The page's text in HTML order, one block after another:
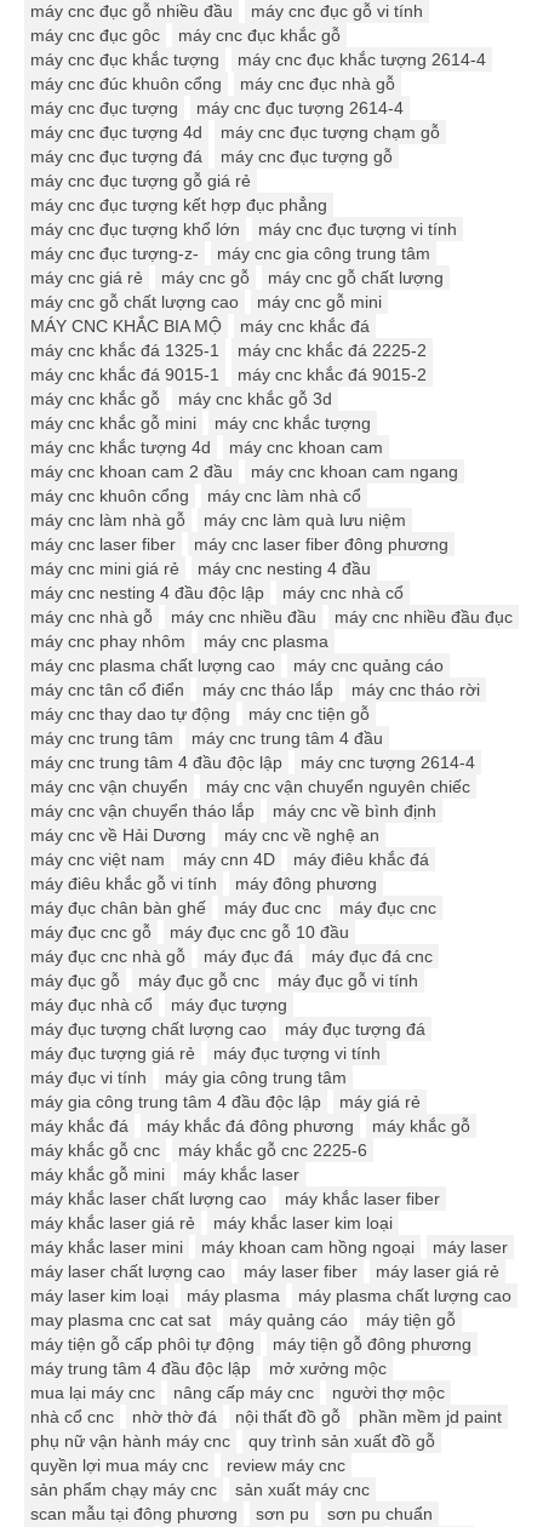
máy cnc đục gỗ nhiều đầu
máy cnc đục gỗ vi tính
máy cnc đục gôc
máy cnc đục khắc gỗ
máy cnc đục khắc tượng
máy cnc đục khắc tượng 2614-4
máy cnc đúc khuôn cổng
máy cnc đục nhà gỗ
máy cnc đục tượng
máy cnc đục tượng 2614-4
máy cnc đục tượng 4d
máy cnc đục tượng chạm gỗ
máy cnc đục tượng đá
máy cnc đục tượng gỗ
máy cnc đục tượng gỗ giá rẻ
máy cnc đục tượng kết hợp đục phẳng
máy cnc đục tượng khổ lớn
máy cnc đục tượng vi tính
máy cnc đục tượng-z-
máy cnc gia công trung tâm
máy cnc giá rẻ
máy cnc gỗ
máy cnc gỗ chất lượng
máy cnc gỗ chất lượng cao
máy cnc gỗ mini
MÁY CNC KHẮC BIA MỘ
máy cnc khắc đá
máy cnc khắc đá 1325-1
máy cnc khắc đá 2225-2
máy cnc khắc đá 9015-1
máy cnc khắc đá 9015-2
máy cnc khắc gỗ
máy cnc khắc gỗ 3d
máy cnc khắc gỗ mini
máy cnc khắc tượng
máy cnc khắc tượng 4d
máy cnc khoan cam
máy cnc khoan cam 2 đầu
máy cnc khoan cam ngang
máy cnc khuôn cổng
máy cnc làm nhà cổ
máy cnc làm nhà gỗ
máy cnc làm quà lưu niệm
máy cnc laser fiber
máy cnc laser fiber đông phương
máy cnc mini giá rẻ
máy cnc nesting 4 đầu
máy cnc nesting 4 đầu độc lập
máy cnc nhà cổ
máy cnc nhà gỗ
máy cnc nhiều đầu
máy cnc nhiều đầu đục
máy cnc phay nhôm
máy cnc plasma
máy cnc plasma chất lượng cao
máy cnc quảng cáo
máy cnc tân cổ điển
máy cnc tháo lắp
máy cnc tháo rời
máy cnc thay dao tự động
máy cnc tiện gỗ
máy cnc trung tâm
máy cnc trung tâm 4 đầu
máy cnc trung tâm 4 đầu độc lập
máy cnc tượng 2614-4
máy cnc vận chuyển
máy cnc vận chuyển nguyên chiếc
máy cnc vận chuyển tháo lắp
máy cnc về bình định
máy cnc về Hải Dương
máy cnc về nghệ an
máy cnc việt nam
máy cnn 4D
máy điêu khắc đá
máy điêu khắc gỗ vi tính
máy đông phương
máy đục chân bàn ghế
máy đuc cnc
máy đục cnc
máy đục cnc gỗ
máy đục cnc gỗ 10 đầu
máy đục cnc nhà gỗ
máy đục đá
máy đục đá cnc
máy đục gỗ
máy đục gỗ cnc
máy đục gỗ vi tính
máy đục nhà cổ
máy đục tượng
máy đục tượng chất lượng cao
máy đục tượng đá
máy đục tượng giá rẻ
máy đục tượng vi tính
máy đục vi tính
máy gia công trung tâm
máy gia công trung tâm 4 đầu độc lập
máy giá rẻ
máy khắc đá
máy khắc đá đông phương
máy khắc gỗ
máy khắc gỗ cnc
máy khắc gỗ cnc 2225-6
máy khắc gỗ mini
máy khắc laser
máy khắc laser chất lượng cao
máy khắc laser fiber
máy khắc laser giá rẻ
máy khắc laser kim loại
máy khắc laser mini
máy khoan cam hồng ngoại
máy laser
máy laser chất lượng cao
máy laser fiber
máy laser giá rẻ
máy laser kim loại
máy plasma
máy plasma chất lượng cao
may plasma cnc cat sat
máy quảng cáo
máy tiện gỗ
máy tiện gỗ cấp phôi tự động
máy tiện gỗ đông phương
máy trung tâm 4 đầu độc lập
mở xưởng mộc
mua lại máy cnc
nâng cấp máy cnc
người thợ mộc
nhà cổ cnc
nhờ thờ đá nội thất đồ gỗ
phần mềm jd paint
phụ nữ vận hành máy cnc
quy trình sản xuất đồ gỗ
quyền lợi mua máy cnc
review máy cnc
sản phẩm chạy máy cnc
sản xuất máy cnc
scan mẫu tại đông phương
sơn pu sơn pu chuẩn